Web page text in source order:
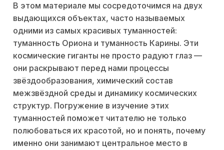
В этом материале мы сосредоточимся на двух
выдающихся объектах, часто называемых
одними из самых красивых туманностей:
туманность Ориона и туманность Карины. Эти
космические гиганты не просто радуют глаз —
они раскрывают перед нами процессы
звёздообразования, химический состав
межзвёздной среды и динамику космических
структур. Погружение в изучение этих
туманностей поможет читателю не только
полюбоваться их красотой, но и понять, почему
именно они занимают центральное место в